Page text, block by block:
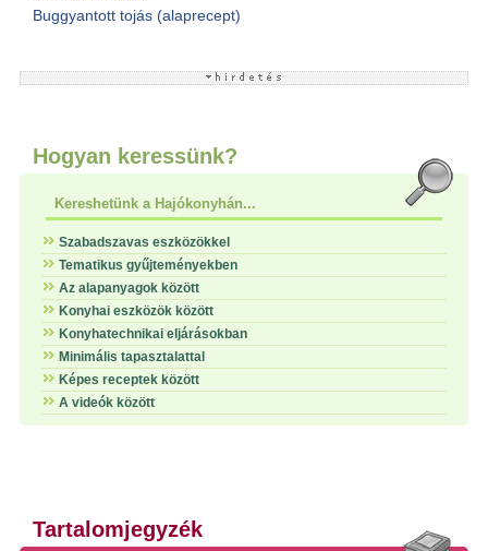
Buggyantott tojás (alaprecept)
Hogyan keressünk?
Kereshetünk a Hajókonyhán...
Szabadszavas eszközökkel
Tematikus gyűjteményekben
Az alapanyagok között
Konyhai eszközök között
Konyhatechnikai eljárásokban
Minimális tapasztalattal
Képes receptek között
A videók között
Tartalomjegyzék